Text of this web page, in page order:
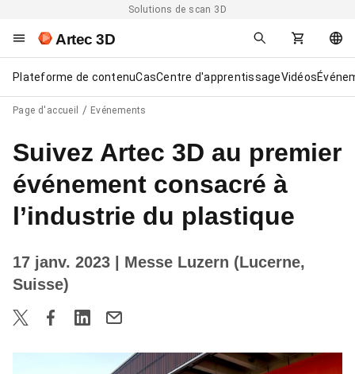
Solutions de scan 3D
Artec 3D
Plateforme de contenuCasCentre d'apprentissageVidéos
Page d'accueil Evénements
Suivez Artec 3D au premier
événement consacré à
l’industrie du plastique
17 janv. 2023
| Messe Luzern (Lucerne,
Suisse)